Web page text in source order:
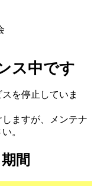
ス中です
を停止していま
ますが、メンテナ
。
間